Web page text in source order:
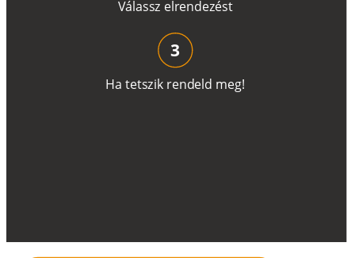
Válassz elrendezést
Ha tetszik rendeld meg!
3